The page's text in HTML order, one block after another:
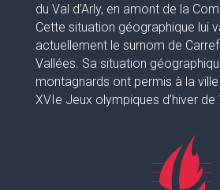
du Val d’Arly, en amont de la
Cette situation géographique lui
actuellement le surnom de
Vallées. Sa situation
montagnards ont permis à la ville
XVIe Jeux olympiques d’hiver de